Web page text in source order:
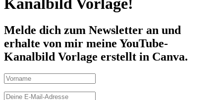
Kanalbild Vorlage!
Melde dich zum Newsletter an und
erhalte von mir meine YouTube-
Kanalbild Vorlage erstellt in Canva.